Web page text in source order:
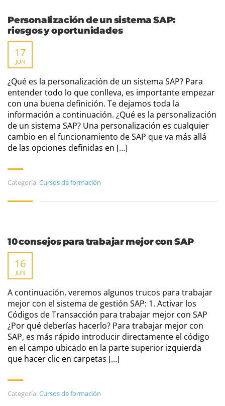
Personalización de un sistema SAP:
riesgos y oportunidades
17
JUN
¿Qué es la personalización de un sistema SAP? Para
entender todo lo que conlleva, es importante empezar
con una buena definición. Te dejamos toda la
información a continuación. ¿Qué es la personalización
de un sistema SAP? Una personalización es cualquier
cambio en el funcionamiento de SAP que va más allá
de las opciones definidas en […]
Categoría:Cursos de formación
10 consejos para trabajar mejor con SAP
16
JUN
A continuación, veremos algunos trucos para trabajar
mejor con el sistema de gestión SAP: 1. Activar los
Códigos de Transacción para trabajar mejor con SAP
¿Por qué deberías hacerlo? Para trabajar mejor con
SAP, es más rápido introducir directamente el código
en el campo ubicado en la parte superior izquierda
que hacer clic en carpetas […]
Categoría:Cursos de formación